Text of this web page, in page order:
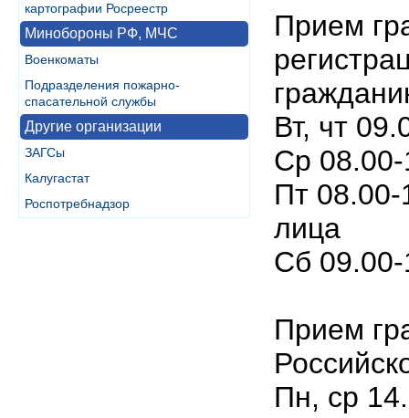
картографии Росреестр
Минобороны РФ, МЧС
Военкоматы
Подразделения пожарно-
спасательной службы
Другие организации
ЗАГСы
Калугастат
Роспотребнадзор
Прием
Вт, чт
Ср
Пт
лица
Сб
Прием
Пн, ср